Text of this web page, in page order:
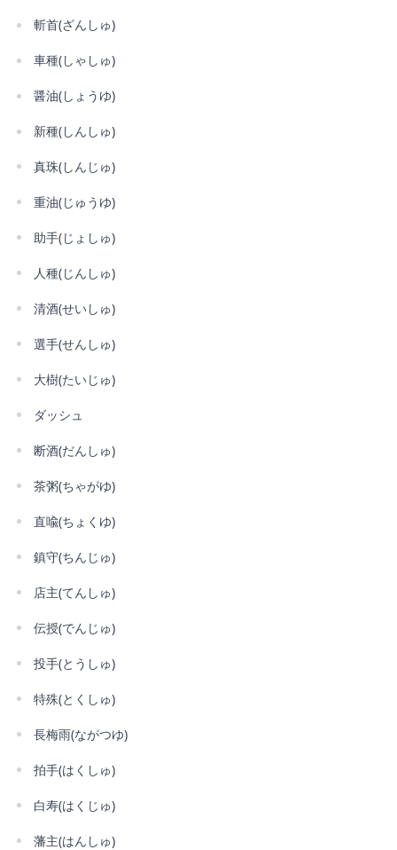
斬首(ざんしゅ)
車種(しゃしゅ)
醤油(しょうゆ)
新種(しんしゅ)
真珠(しんじゅ)
重油(じゅうゆ)
助手(じょしゅ)
人種(じんしゅ)
清酒(せいしゅ)
選手(せんしゅ)
大樹(たいじゅ)
ダッシュ
断酒(だんしゅ)
茶粥(ちゃがゆ)
直喩(ちょくゆ)
鎮守(ちんじゅ)
店主(てんしゅ)
伝授(でんじゅ)
投手(とうしゅ)
特殊(とくしゅ)
長梅雨(ながつゆ)
拍手(はくしゅ)
白寿(はくじゅ)
藩主(はんしゅ)